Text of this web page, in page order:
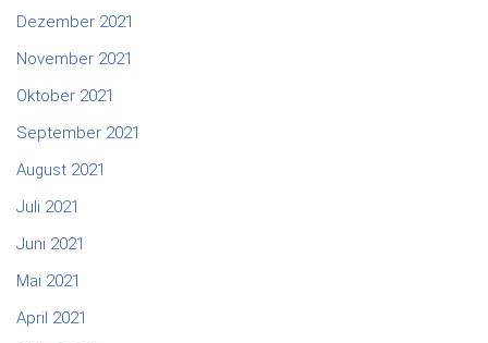
Dezember 2021
November 2021
Oktober 2021
September 2021
August 2021
Juli 2021
Juni 2021
Mai 2021
April 2021